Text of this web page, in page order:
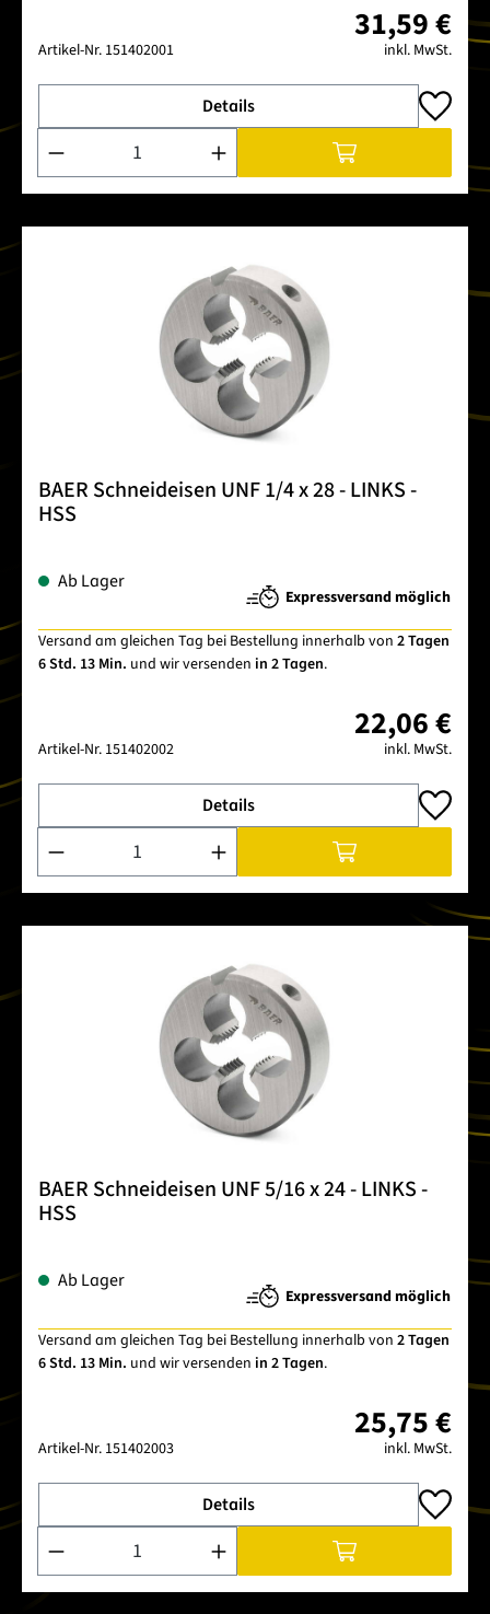
Artikel-Nr. 151402001
31,59 €
inkl. MwSt.
Details
Produkt Anzahl: Gib den gewünschten Wert ein oder
BAER Schneideisen UNF 1/4 x 28 - LINKS -
HSS
Ab Lager
Expressversand möglich
Versand am gleichen Tag bei Bestellung innerhalb von 2 Tagen
6 Std. 13 Min. und wir versenden in 2 Tagen.
Artikel-Nr. 151402002
22,06 €
inkl. MwSt.
Details
Produkt Anzahl: Gib den gewünschten Wert ein oder
BAER Schneideisen UNF 5/16 x 24 - LINKS -
HSS
Ab Lager
Expressversand möglich
Versand am gleichen Tag bei Bestellung innerhalb von 2 Tagen
6 Std. 13 Min. und wir versenden in 2 Tagen.
Artikel-Nr. 151402003
25,75 €
inkl. MwSt.
Details
Produkt Anzahl: Gib den gewünschten Wert ein oder